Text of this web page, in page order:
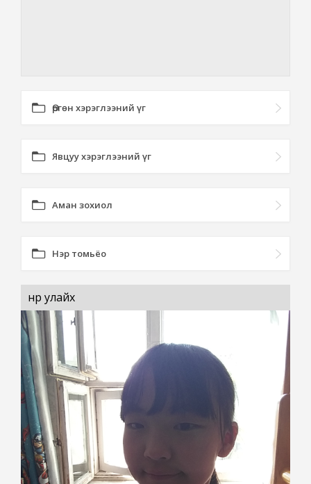
Өргөн хэрэглээний үг
Явцуу хэрэглээний үг
Аман зохиол
Нэр томьёо
нүүр улайх